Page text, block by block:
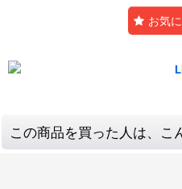
お気
この商品を買った人は、こ